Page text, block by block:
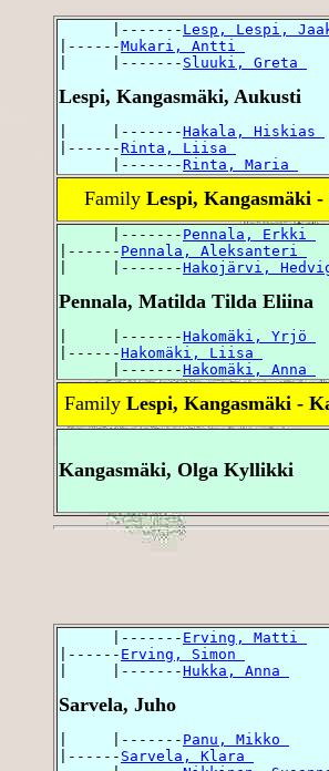
      |-------
Lesp, Lespi,
|------Mukari, Antti
|     |------- Sluuki, Greta
Lespi, Kangasmäki, Aukusti
|     |-------Hakala, Hiskias
|------Rinta, Liisa
      |-------
Rinta, Maria
Family Lespi, Kangasmäki -
      |-------
Pennala, Erkki
|------ Pennala, Aleksanteri
|     |-------Hakojärvi,
Pennala, Matilda Tilda Eliina
|     |-------Hakomäki, Yrjö
|------Hakomäki, Liisa
      |-------
Hakomäki, Anna
Family Lespi, Kangasmäki -
Kangasmäki, Olga Kyllikki
      |-------
Erving, Matti
|------ Erving, Simon
|     |-------Hukka, Anna
Sarvela, Juho
|     |------- Panu, Mikko
|------ Sarvela, Klara